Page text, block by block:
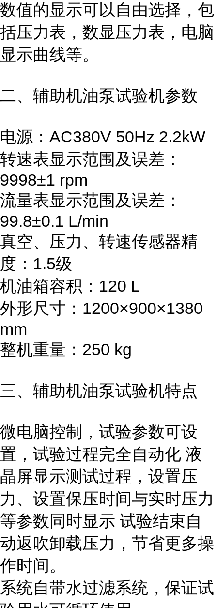
数值的显示可以自由选择，包
括压力表，数显压力表，电脑
显示曲线等。
二、辅助机油泵试验机参数
电源：AC380V 50Hz 2.2kW
转速表显示范围及误差：
9998±1 rpm
流量表显示范围及误差：
99.8±0.1 L/min
真空、压力、转速传感器精
度：1.5级
机油箱容积：120 L
外形尺寸：1200×900×1380
mm
整机重量：250 kg
三、辅助机油泵试验机特点
微电脑控制，试验参数可设
置，试验过程完全自动化 液
晶屏显示测试过程，设置压
力、设置保压时间与实时压力
等参数同时显示 试验结束自
动返吹卸载压力，节省更多操
作时间。
系统自带水过滤系统，保证试